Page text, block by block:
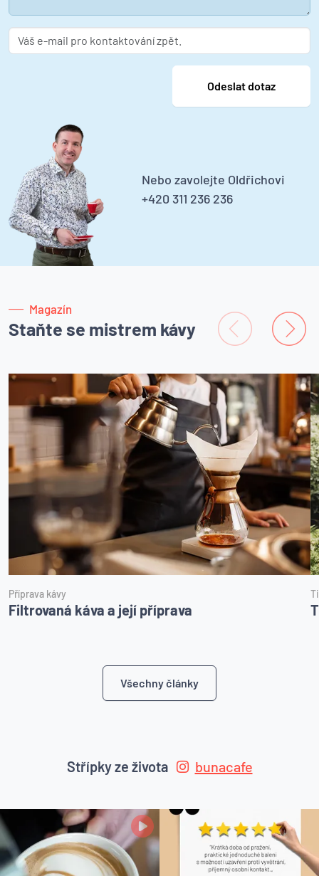
Nebo zavolejte Oldřichovi
+420 311 236 236
Magazín
Staňte se mistrem kávy
Příprava kávy
Filtrovaná káva a její příprava
Všechny články
Střípky ze života bunacafe